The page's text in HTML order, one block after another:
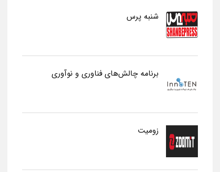
شنبه پرس
برنامه چالش‌های فناوری و نوآوری
زومیت